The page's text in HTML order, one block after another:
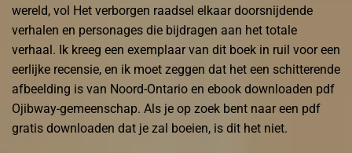
wereld, vol Het verborgen raadsel elkaar doorsnijdende
verhalen en personages die bijdragen aan het totale
verhaal. Ik kreeg een exemplaar van dit boek in ruil voor een
eerlijke recensie, en ik moet zeggen dat het een schitterende
afbeelding is van Noord-Ontario en ebook downloaden pdf
Ojibway-gemeenschap. Als je op zoek bent naar een pdf
gratis downloaden dat je zal boeien, is dit het niet.